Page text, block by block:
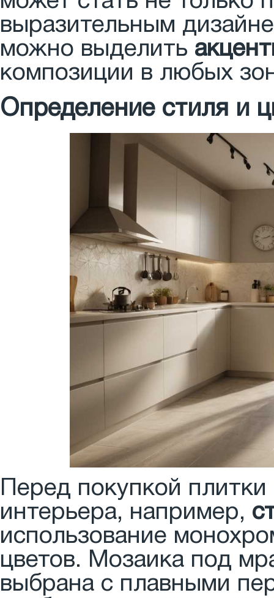
выразительным
можно выделить
композиции в любых
Определение стиля и
Перед покупкой
интерьера, например,
использование
цветов. Мозаика под
выбрана с плавными